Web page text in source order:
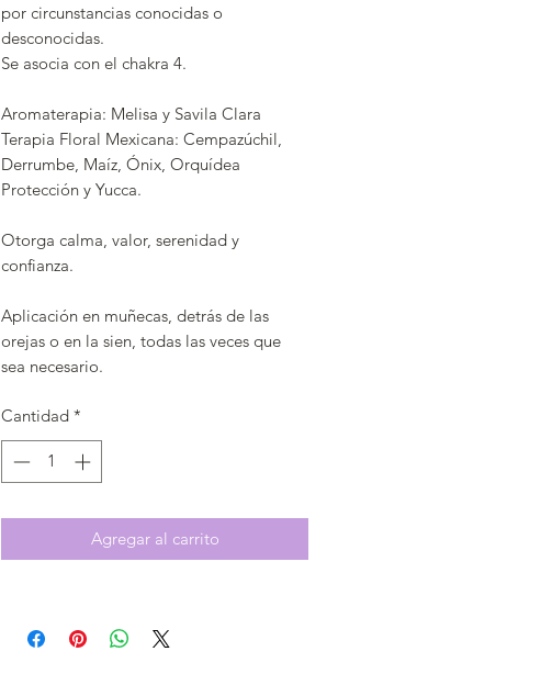
por circunstancias conocidas o
desconocidas.
Se asocia con el chakra 4.
Aromaterapia: Melisa y Savila Clara
Terapia Floral Mexicana: Cempazúchil,
Derrumbe, Maíz, Ónix, Orquídea
Protección y Yucca.
Otorga calma, valor, serenidad y
confianza.
Aplicación en muñecas, detrás de las
orejas o en la sien, todas las veces que
sea necesario.
Cantidad *
Agregar al carrito